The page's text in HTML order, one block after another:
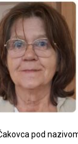
pod